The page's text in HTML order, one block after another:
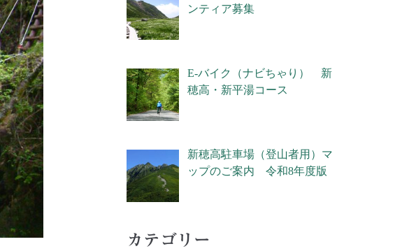
ンティア募集
E-バイク（ナビちゃり） 新
穂高・新平湯コース
新穂高駐車場（登山者用）マ
ップのご案内 令和8年度版
カテゴリー